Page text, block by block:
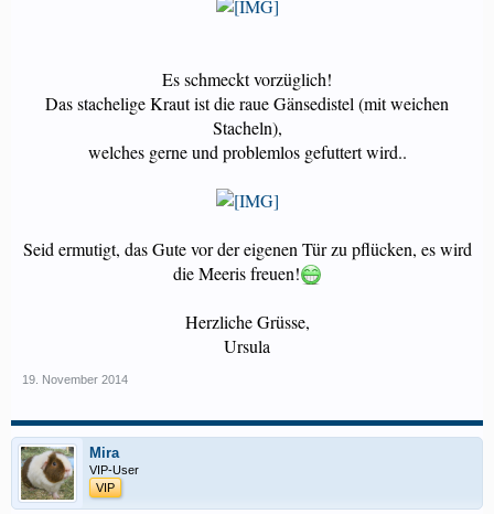
Es schmeckt vorzüglich!
Das stachelige Kraut ist die raue Gänsedistel (mit weichen
Stacheln),
welches gerne und problemlos gefuttert wird..
Seid ermutigt, das Gute vor der eigenen Tür zu pflücken, es wird
die Meeris freuen!
Herzliche Grüsse,
Ursula​
19. November 2014
Mira
VIP-User
VIP